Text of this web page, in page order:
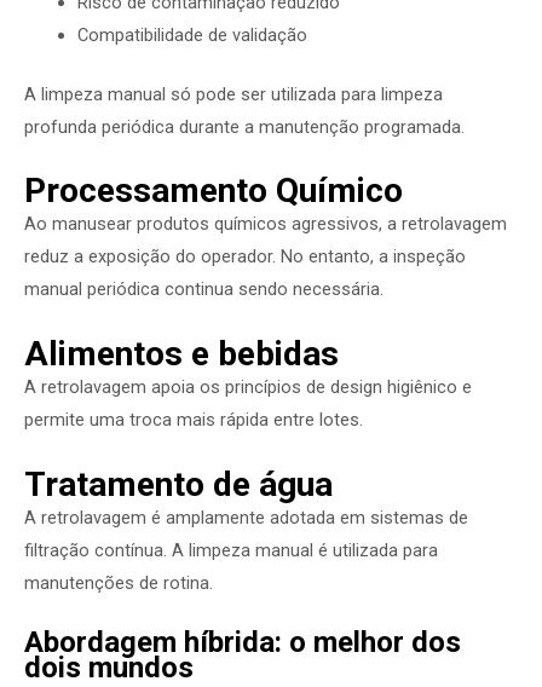
Compatibilidade de validação
A limpeza manual só pode ser utilizada para limpeza
profunda periódica durante a manutenção programada.
Processamento Químico
Ao manusear produtos químicos agressivos, a retrolavagem
reduz a exposição do operador. No entanto, a inspeção
manual periódica continua sendo necessária.
Alimentos e bebidas
A retrolavagem apoia os princípios de design higiênico e
permite uma troca mais rápida entre lotes.
Tratamento de água
A retrolavagem é amplamente adotada em sistemas de
filtração contínua. A limpeza manual é utilizada para
manutenções de rotina.
Abordagem híbrida: o melhor dos
dois mundos